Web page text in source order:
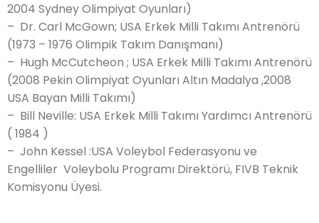
2004 Sydney Olimpiyat Oyunları)
– Dr. Carl McGown; USA Erkek Milli Takımı Antrenörü
(1973 – 1976 Olimpik Takım Danışmanı)
– Hugh McCutcheon ; USA Erkek Milli Takımı Antrenörü
(2008 Pekin Olimpiyat Oyunları Altın Madalya ,2008
USA Bayan Milli Takımı)
– Bill Neville: USA Erkek Milli Takımı Yardımcı Antrenörü
( 1984 )
– John Kessel :USA Voleybol Federasyonu ve
Engelliler Voleybolu Programı Direktörü, FIVB Teknik
Komisyonu Üyesi.